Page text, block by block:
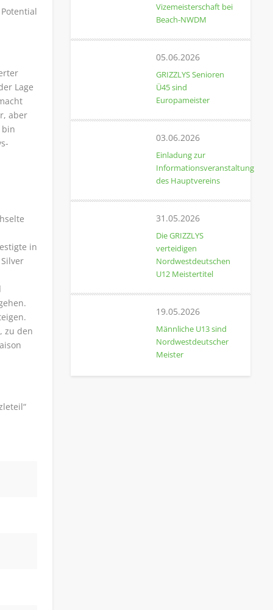
Lage
aber
bin
in
zu den
Vizemeisterschaft bei
Beach-NWDM
05.06.2026
GRIZZLYS Senioren
Ü45 sind
Europameister
03.06.2026
Einladung zur
Informationsveranstaltung
des Hauptvereins
31.05.2026
Die GRIZZLYS
verteidigen
Nordwestdeutschen
U12 Meistertitel
19.05.2026
Männliche U13 sind
Nordwestdeutscher
Meister